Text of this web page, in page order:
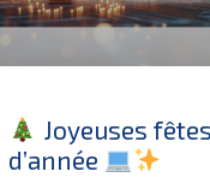
Joyeuses
d’année